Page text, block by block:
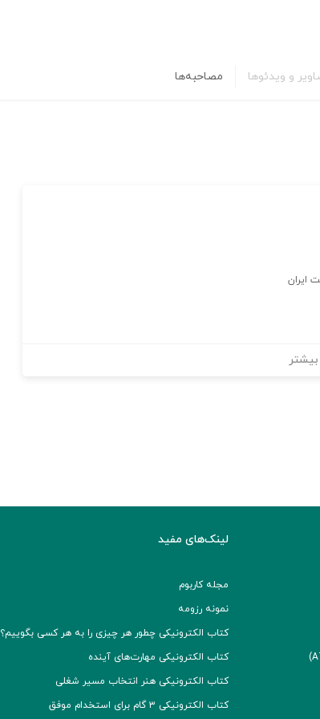
و ویدئوها مصاحبه‌ها
ایران
لینک‌های مفید
مجله کاربوم
نمونه رزومه
کتاب الکترونیکی چطور هر چیزی را به هر کسی بگوییم؟
کتاب الکترونیکی مهارت‌های آینده
کتاب الکترونیکی هنر انتخاب مسیر شغلی
کتاب الکترونیکی ۳ گام برای استخدام موفق